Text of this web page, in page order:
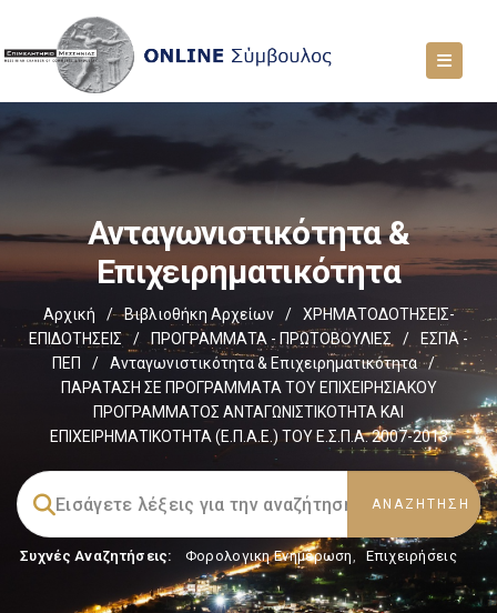
Ανταγωνιστικότητα &
Επιχειρηματικότητα
Αρχική / Βιβλιοθήκη Αρχείων /
ΧΡΗΜΑΤΟΔΟΤΗΣΕΙΣ-
ΕΠΙΔΟΤΗΣΕΙΣ
/ ΠΡΟΓΡΑΜΜΑΤΑ - ΠΡΩΤΟΒΟΥΛΙΕΣ /
ΕΣΠΑ -
ΠΕΠ
/ Ανταγωνιστικότητα & Επιχειρηματικότητα
/
ΠΑΡΑΤΑΣΗ ΣΕ ΠΡΟΓΡΑΜΜΑΤΑ ΤΟΥ ΕΠΙΧΕΙΡΗΣΙΑΚΟΥ
ΠΡΟΓΡΑΜΜΑΤΟΣ ΑΝΤΑΓΩΝΙΣΤΙΚΟΤΗΤΑ ΚΑΙ
ΕΠΙΧΕΙΡΗΜΑΤΙΚΟΤΗΤΑ (Ε.Π.Α.Ε.) ΤΟΥ Ε.Σ.Π.Α. 2007-2013
Συχνές Αναζητήσεις: Φορολογικη Ενημέρωση, Επιχειρήσεις